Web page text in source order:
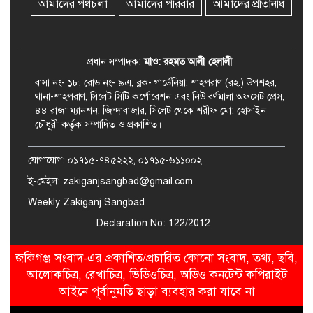
একজন গ্রেপ্তার
আমাদের পথচলা আমাদের পরিবার আমাদের প্রতিনিধি
প্রধান সম্পাদক:মাও: রহমত আলী হেলালী
বাসা নং- ১৮, রোড নং- ৯এ, ব্লক- গার্ডেনিয়া, শাহপরাণ (রহ.) উপশহর,
থানা-শাহপরাণ, সিলেট সিটি কর্পোরেশন এবং নিউ বর্ণমালা অফসেট প্রেস,
৪৪ রাজা ম্যানশন, জিন্দাবাজার, সিলেট থেকে শরীফ মো: হোসাইন
চৌধুরী কর্তৃক সম্পাদিত ও প্রকাশিত।
যোগাযোগ: ০১৭১৫-৭৪৫২২২, ০১৭১৫-৬১১০০২
ই-মেইল: zakiganjsangbad@gmail.com
Weekly Zakiganj Sangbad
Declaration No: 122/2012
জকিগঞ্জ সংবাদ-এর প্রকাশিত/প্রচারিত কোনো সংবাদ, তথ্য, ছবি,
আলোকচিত্র, রেখাচিত্র, ভিডিওচিত্র, অডিও কনটেন্ট কপিরাইট
আইনে পূর্বানুমতি ছাড়া ব্যবহার করা যাবে না